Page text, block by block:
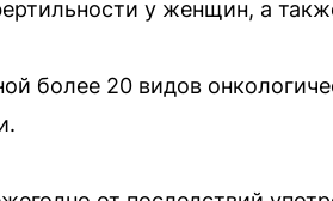
у женщин, а
более 20 видов